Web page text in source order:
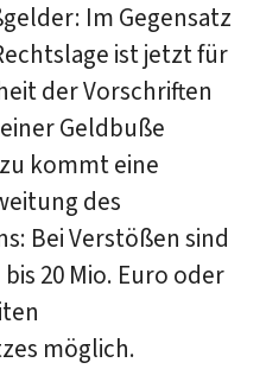
Im Gegensatz
ist jetzt für
der Vorschriften
Geldbuße
kommt eine
des
Bei Verstößen sind
20 Mio. Euro oder
möglich.